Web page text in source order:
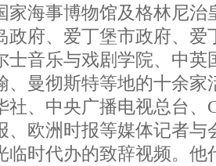
家海事博物馆及格林尼治
政府、爱丁堡市政府、爱
士音乐与戏剧学院、中英
、曼彻斯特等地的十余家
社、中央广播电视总台、
、欧洲时报等媒体记
临时代办的致辞视频。他